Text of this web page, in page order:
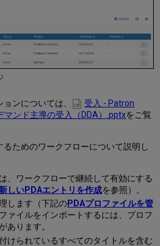
ンについては、
受入 - Patron
マンド主導の受入（DDA）.pptxをご覧
ためのワークフローについて説明し
、ワークフローで継続して有効にする
しいPDAエントリを作成を参照）。
します（下記のPDAプロファイルを管
ァイルをインポートするには、プロフ
あります。
けられているすべてのタイトルを含む